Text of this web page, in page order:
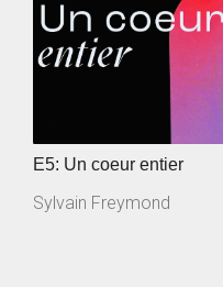
E5: Un coeur entier
Sylvain Freymond